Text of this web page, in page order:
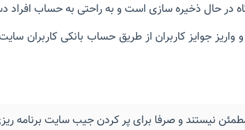
در حال ذخیره سازی است و به راحتی به حساب افراد
جوایز کاربران از طریق حساب بانکی کاربران
نیستند و صرفا برای پر کردن جیب سایت برنامه